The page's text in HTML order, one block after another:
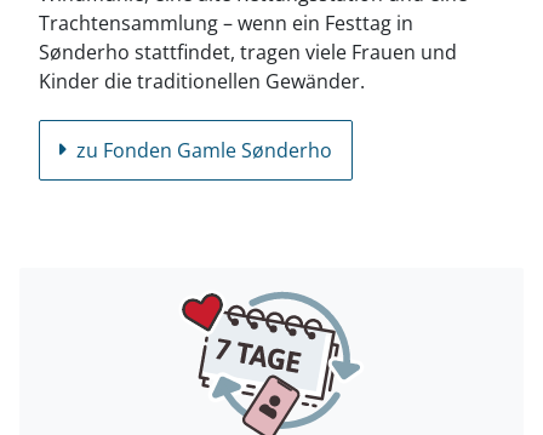
Trachtensammlung – wenn ein Festtag in
Sønderho stattfindet, tragen viele Frauen und
Kinder die traditionellen Gewänder.
zu Fonden Gamle Sønderho